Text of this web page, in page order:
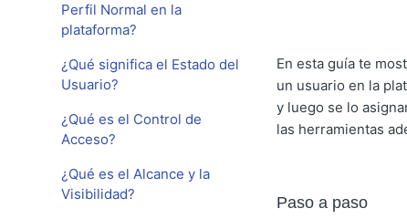
Perfil Normal en la
plataforma?
¿Qué significa el Estado del
Usuario?
¿Qué es el Control de
Acceso?
¿Qué es el Alcance y la
Visibilidad?
En esta guía te
un usuario en la
y luego se lo
las herramientas
Paso a paso